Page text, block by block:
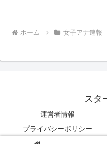
ホーム 女子アナ速報
スタ
運営者情報
プライバシーポリシー